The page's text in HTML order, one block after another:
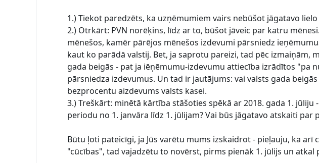
1.) Tiekot paredzēts, ka uzņēmumiem vairs nebūšot jāgatavo
2.) Otrkārt: PVN norēķins, līdz ar to, būšot jāveic par katru
mēnešos, kamēr pārējos mēnešos izdevumi pārsniedz
kaut ko parādā valstij. Bet, ja saprotu pareizi, tad pēc izmaiņām,
gada beigās - pat ja iēņēmumu-izdevumu attiecība izrādītos "pa
pārsniedza izdevumus. Un tad ir jautājums: vai valsts gada
bezprocentu aizdevums valsts kasei.
3.) Treškārt: minētā kārtība stāšoties spēkā ar 2018. gada 1.
periodu no 1. janvāra līdz 1. jūlijam? Vai būs jāgatavo atskaiti par
Būtu ļoti pateicīgi, ja Jūs varētu mums izskaidrot - pieļauju, ka
"cūcības", tad vajadzētu to novērst, pirms pienāk 1. jūlijs un atkal